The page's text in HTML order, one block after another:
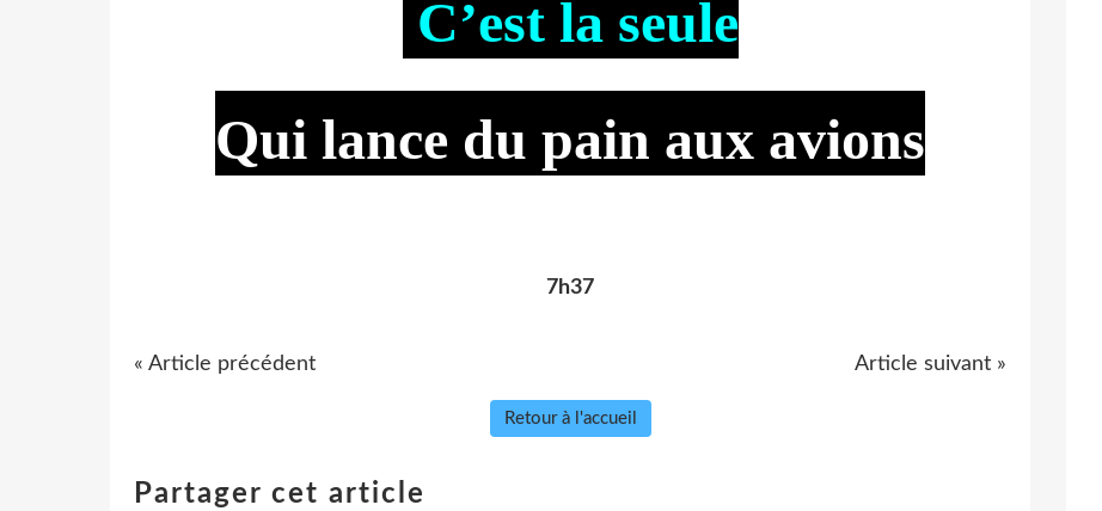
C’est la seule
Qui lance du pain aux avions
7h37
« Article précédent Article suivant »
Retour à l'accueil
Partager cet article